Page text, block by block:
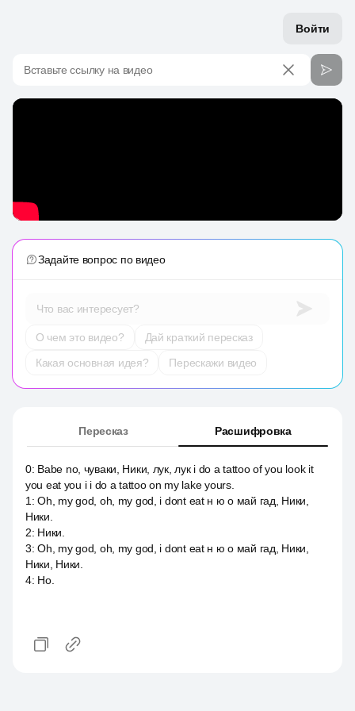
Войти
Вставьте ссылку на видео
Задайте вопрос по видео
Что вас интересует?
О чем это видео?
Дай краткий пересказ
Какая основная идея?
Перескажи видео
Пересказ Расшифровка
0: Babe no, чуваки, Ники, лук, лук i do a tattoo of you look it
you eat you i i do a tattoo on my lake yours.
1 :Oh, my god, oh, my god, i dont eat н ю о май гад, Ники,
Ники.
2: Ники.
3:Oh, my god, oh, my god, i dont eat н ю о май гад, Ники,
Ники, Ники.
4: Но.